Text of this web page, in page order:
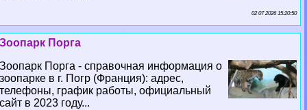
02 07 2026 15:20:50
Зоопарк Порга
Зоопарк Порга - справочная информация о
зоопарке в г. Погр (Франция): адрес,
телефоны, график работы, официальный
сайт в 2023 году...